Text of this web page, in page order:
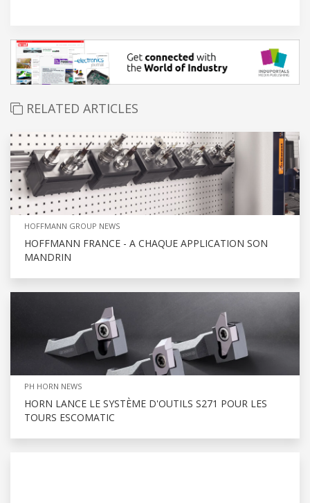
RELATED ARTICLES
HOFFMANN GROUP NEWS
HOFFMANN FRANCE - A CHAQUE APPLICATION SON
MANDRIN
PH HORN NEWS
HORN LANCE LE SYSTÈME D'OUTILS S271 POUR LES
TOURS ESCOMATIC